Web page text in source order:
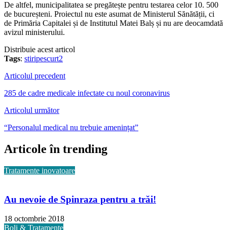
De altfel, municipalitatea se pregătește pentru testarea celor 10. 500
de bucureșteni. Proiectul nu este asumat de Ministerul Sănătății, ci
de Primăria Capitalei și de Institutul Matei Balș și nu are deocamdată
avizul ministerului.
Distribuie acest articol
Tags: stiripescurt2
Articolul precedent
285 de cadre medicale infectate cu noul coronavirus
Articolul următor
“Personalul medical nu trebuie amenințat”
Articole în trending
Tratamente inovatoare
Au nevoie de Spinraza pentru a trăi!
18 octombrie 2018
Boli & Tratamente